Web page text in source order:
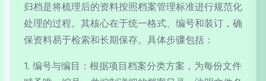
归档是将梳理后的资料按照档案管理标准进行规范化
处理的过程。其核心在于统一格式、编号和装订，确
保资料易于检索和长期保存。具体步骤包括：
1. 编号与编目：根据项目档案分类方案，为每份文件